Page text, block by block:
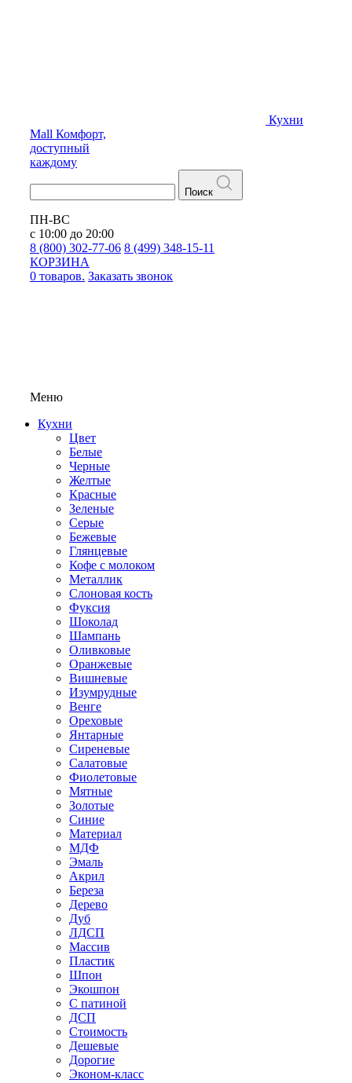
Кухни
Mall Комфорт,
доступный
каждому
Поиск
ПН-ВС
с 10:00 до 20:00
8 (800) 302-77-06 8 (499) 348-15-11
КОРЗИНА
0 товаров. Заказать звонок
Меню
Кухни
Цвет
Белые
Черные
Желтые
Красные
Зеленые
Серые
Бежевые
Глянцевые
Кофе с молоком
Металлик
Слоновая кость
Фуксия
Шоколад
Шампань
Оливковые
Оранжевые
Вишневые
Изумрудные
Венге
Ореховые
Янтарные
Сиреневые
Салатовые
Фиолетовые
Мятные
Золотые
Синие
Материал
МДФ
Эмаль
Акрил
Береза
Дерево
Дуб
ЛДСП
Массив
Пластик
Шпон
Экошпон
С патиной
ДСП
Стоимость
Дешевые
Дорогие
Эконом-класс